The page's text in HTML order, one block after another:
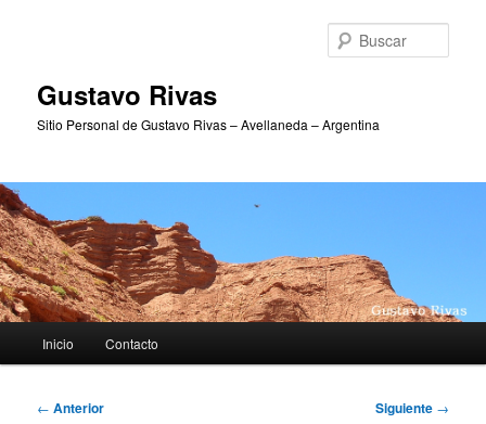
Gustavo Rivas
Sitio Personal de Gustavo Rivas – Avellaneda – Argentina
principal
Inicio Contacto
Navegación
← Anterior Siguiente →